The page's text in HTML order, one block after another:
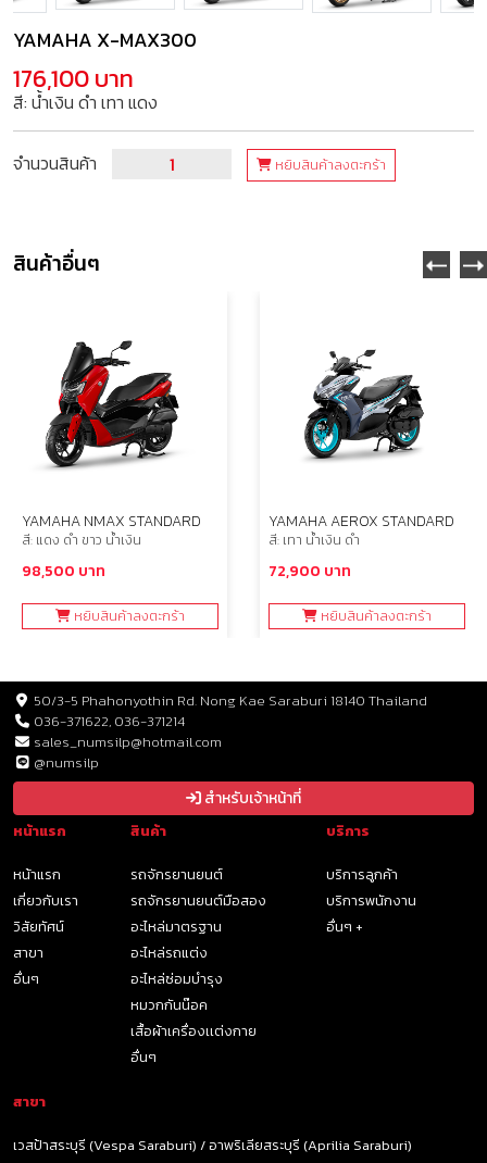
YAMAHA X-MAX300
176,100 บาท
สี: น้ำเงิน ดำ เทา แดง
จำนวนสินค้า หยิบสินค้าลงตะกร้า
สินค้าอื่นๆ
YAMAHA NMAX STANDARD
สี: แดง ดำ ขาว น้ำเงิน
98,500 บาท
หยิบสินค้าลงตะกร้า
YAMAHA AEROX STANDARD
สี: เทา น้ำเงิน ดำ
72,900 บาท
หยิบสินค้าลงตะกร้า
50/3-5 Phahonyothin Rd. Nong Kae Saraburi 18140 Thailand
036-371622, 036-371214
sales_numsilp@hotmail.com
@numsilp
สำหรับเจ้าหน้าที่
หน้าแรก
หน้าแรก
เกี่ยวกับเรา
วิสัยทัศน์
สาขา
อื่นๆ
สินค้า
รถจักรยานยนต์
รถจักรยานยนต์มือสอง
อะไหล่มาตรฐาน
อะไหล่รถแต่ง
อะไหล่ซ่อมบำรุง
หมวกกันน๊อค
เสื้อผ้าเครื่องเเต่งกาย
อื่นๆ
บริการ
บริการลูกค้า
บริการพนักงาน
อื่นๆ +
สาขา
เวสป้าสระบุรี (Vespa Saraburi) / อาพริเลียสระบุรี (Aprilia Saraburi)